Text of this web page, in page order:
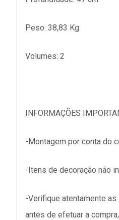
Peso: 38,83 Kg
Volumes: 2
INFORMAÇÕES
-Montagem por conta do
-Itens de decoração não
-Verifique atentamente
antes de efetuar a